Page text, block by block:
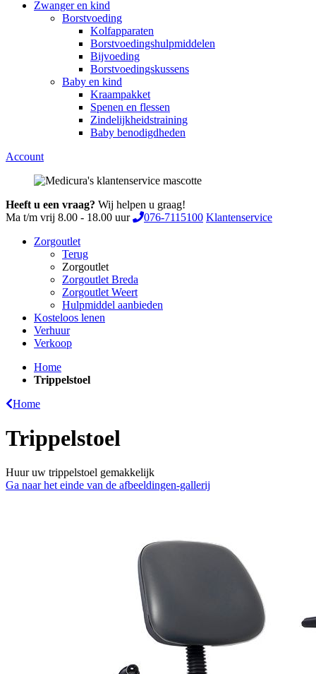
Zwanger en kind
Borstvoeding
Kolfapparaten
Borstvoedingshulpmiddelen
Bijvoeding
Borstvoedingskussens
Baby en kind
Kraampakket
Spenen en flessen
Zindelijkheidstraining
Baby benodigdheden
Account
Heeft u een vraag? Wij helpen u graag!
Ma t/m vrij 8.00 - 18.00 uur
076-7115100 Klantenservice
Zorgoutlet
Terug
Zorgoutlet
Zorgoutlet Breda
Zorgoutlet Weert
Hulpmiddel aanbieden
Kosteloos lenen
Verhuur
Verkoop
Home
Trippelstoel
Home
Trippelstoel
Huur uw trippelstoel gemakkelijk
Ga naar het einde van de afbeeldingen-gallerij